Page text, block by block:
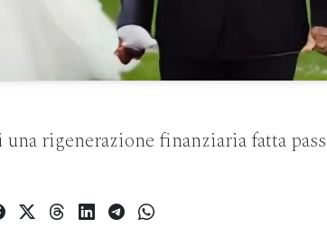
una rigenerazione finanziaria fatta